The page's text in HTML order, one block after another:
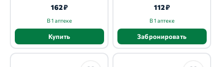
162 ₽
В 1 аптеке
Купить
112 ₽
В 1 аптеке
Забронировать